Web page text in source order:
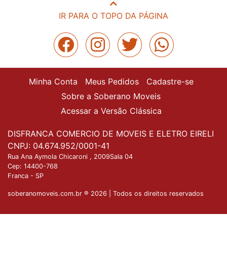
IR PARA O TOPO DA PÁGINA
Minha Conta Meus Pedidos
Cadastre-se
Sobre a Soberano Moveis
Acessar a Versão Clássica
DISFRANCA COMERCIO DE MOVEIS E ELETRO EIRELI
CNPJ: 04.674.952/0001-41
Rua Ana Aymola Chicaroni , 2009Sala 04
Cep: 14400-768
Franca - SP
soberanomoveis.com.br ® 2026 | Todos os direitos reservados